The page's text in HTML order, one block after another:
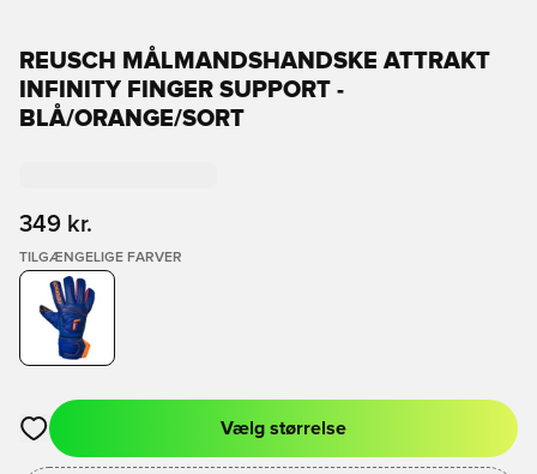
REUSCH MÅLMANDSHANDSKE ATTRAKT
INFINITY FINGER SUPPORT -
BLÅ/ORANGE/SORT
349 kr.
TILGÆNGELIGE FARVER
Åbner en Modal til at logge ind eller tilmelde dig som medlem
Vælg størrelse